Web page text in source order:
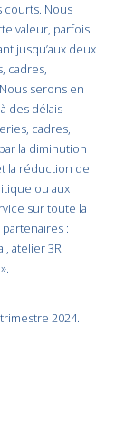
courts. Nous
valeur, parfois
jusqu’aux deux
cadres,
serons en
des délais
cadres,
la diminution
la réduction de
ou aux
sur toute la
:
atelier 3R
2024.